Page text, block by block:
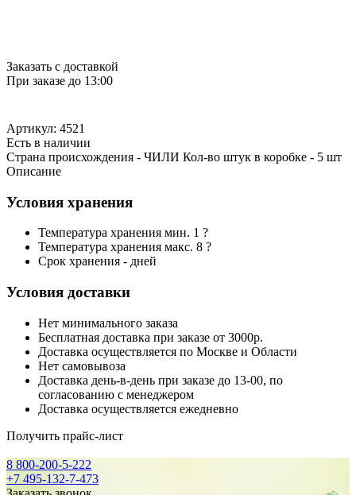
Заказать с доставкой
При заказе до 13:00
Артикул: 4521
Есть в наличии
Страна происхождения - ЧИЛИ Кол-во штук в коробке - 5 шт
Описание
Условия хранения
Температура хранения мин. 1 ?
Температура хранения макс. 8 ?
Срок хранения - дней
Условия доставки
Нет минимального заказа
Бесплатная доставка при заказе от 3000р.
Доставка осуществляется по Москве и Области
Нет самовывоза
Доставка день-в-день при заказе до 13-00, по
согласованию с менеджером
Доставка осуществляется ежедневно
Получить прайс-лист
8 800-200-5-222
+7 495-132-7-473